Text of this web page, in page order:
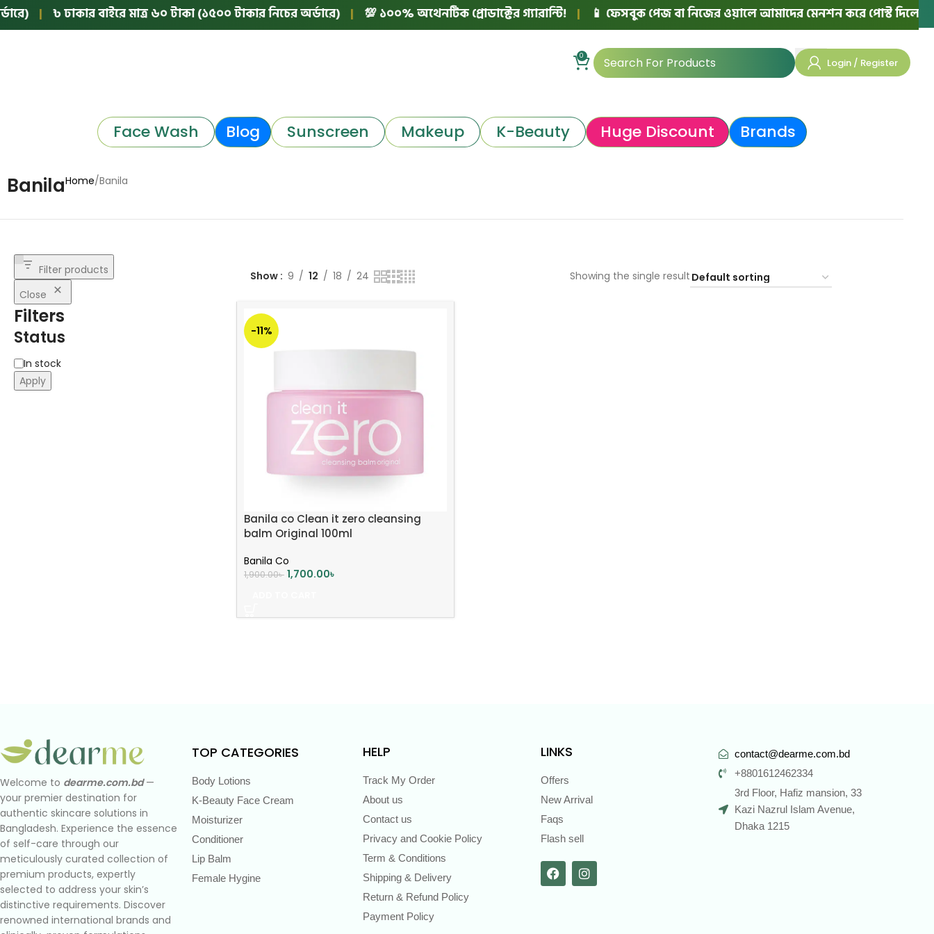
| ৳ ঢাকার বাইরে মাত্র ৬০ টাকা (১৫০০ টাকার নিচের অর্ডারে) | 💯 ১০০% অথেনটিক প্রোডাক্টের গ্যারান্টি! | 📱 ফেসবুক পেজ বা নিজের ওয়ালে আমাদের মেনশন করে পোস্ট দিলে পরের
0
Login / Register
Face Wash Blog Sunscreen Makeup K-Beauty Huge Discount Brands
BanilaHome Banila
Filter products
Close
Filters
Status
In stock
Apply
Show 9 12 18 24 Showing the single result
-11%
Banila co Clean it zero cleansing
balm Original 100ml
Banila Co
1,900.00৳ 1,700.00৳
Welcome to dearme.com.bd—
your premier destination for
authentic skincare solutions in
Bangladesh. Experience the essence
of self-care through our
meticulously curated collection of
premium products, expertly
selected to address your skin’s
distinctive requirements. Discover
renowned international brands and
TOP CATEGORIES
Body Lotions
K-Beauty Face Cream
Moisturizer
Conditioner
Lip Balm
Female Hygine
HELP
Track My Order
About us
Contact us
Privacy and Cookie Policy
Term & Conditions
Shipping & Delivery
Return & Refund Policy
Payment Policy
LINKS
Offers
New Arrival
Faqs
Flash sell
contact@dearme.com.bd
+8801612462334
3rd Floor, Hafiz mansion, 33
Kazi Nazrul Islam Avenue,
Dhaka 1215